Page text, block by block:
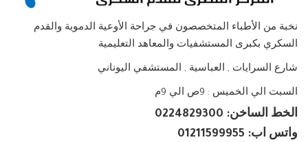
نخبة من الأطباء المتخصصون في جراحة الأوعية الدموية والقدم
السكري بكبرى المستشفيات والمعاهد التعليمية
شارع السرايات , العباسية , المستشفي اليوناني
السبت الي الخميس : 9ص الي 9م
الخط الساخن: 0224829300
واتس اب: 01211599955